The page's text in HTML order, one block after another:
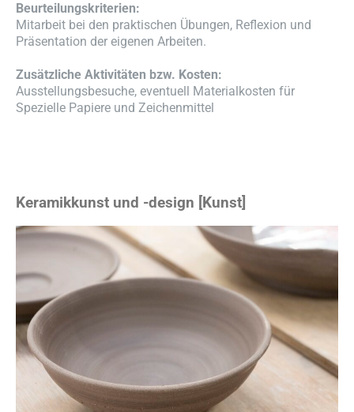
Beurteilungskriterien:
Mitarbeit bei den praktischen Übungen, Reflexion und
Präsentation der eigenen Arbeiten.
Zusätzliche Aktivitäten bzw. Kosten:
Ausstellungsbesuche, eventuell Materialkosten für
Spezielle Papiere und Zeichenmittel
Keramikkunst und -design [Kunst]